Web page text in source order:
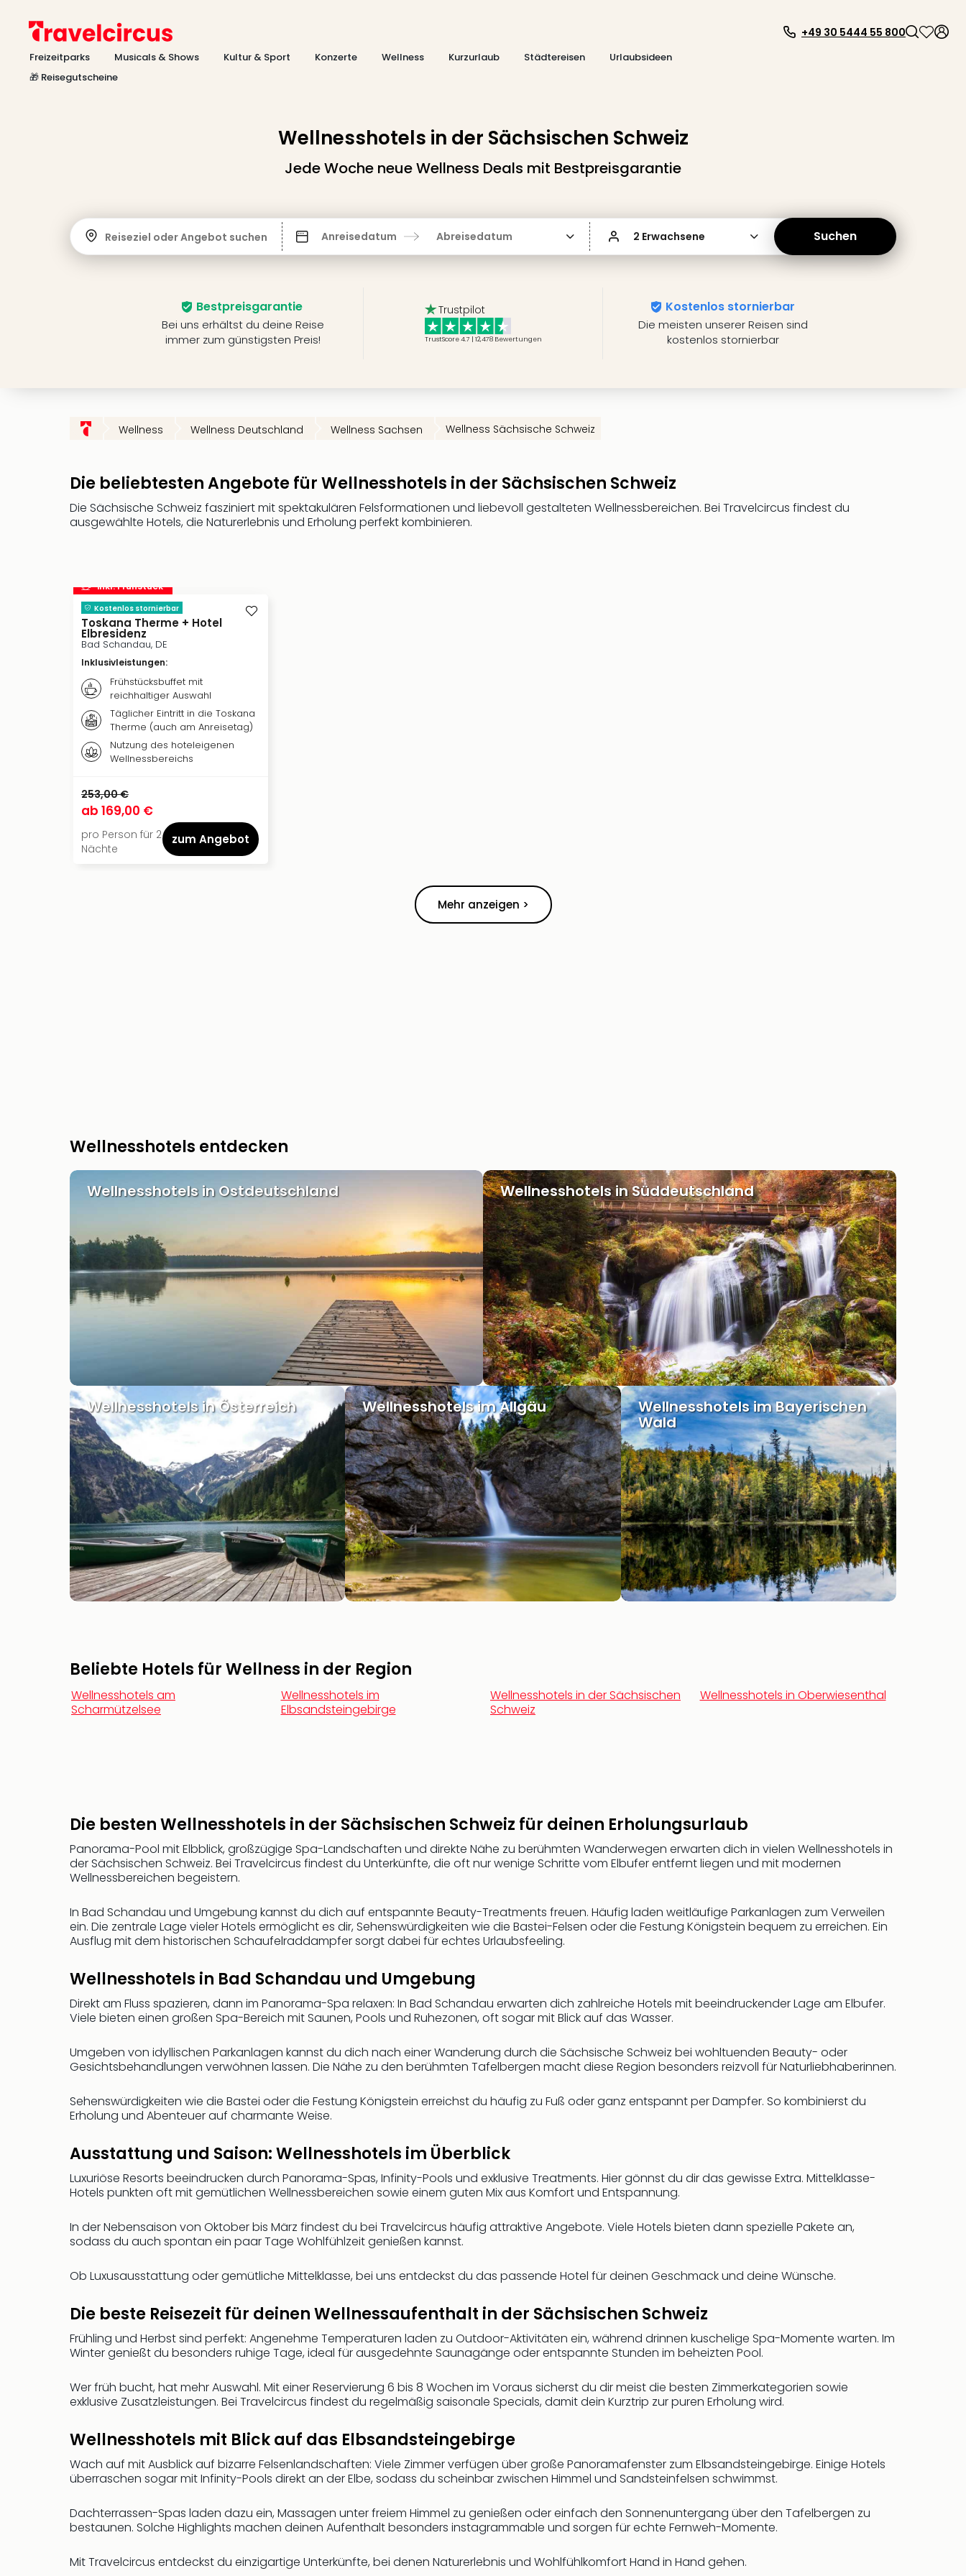
Freizeitparks Musicals & Shows Kultur & Sport Konzerte Wellness Kurzurlaub Städtereisen
Urlaubsideen
🎁 Reisegutscheine
+49 30 5444 55 800
Wellnesshotels in der Sächsischen Schweiz
Jede Woche neue Wellness Deals mit Bestpreisgarantie
Reiseziel oder Angebot suchen Anreisedatum Abreisedatum 2 Erwachsene Suchen
Bestpreisgarantie
Bei uns erhältst du deine Reise
immer zum günstigsten Preis!
Trustpilot
TrustScore 4.7 | 12,478 Bewertungen
Kostenlos stornierbar
Die meisten unserer Reisen sind
kostenlos stornierbar
Wellness Wellness Deutschland Wellness Sachsen Wellness Sächsische Schweiz
Die beliebtesten Angebote für Wellnesshotels in der Sächsischen Schweiz
Die Sächsische Schweiz fasziniert mit spektakulären Felsformationen und liebevoll gestalteten Wellnessbereichen. Bei Travelcircus findest du
ausgewählte Hotels, die Naturerlebnis und Erholung perfekt kombinieren.
inkl. Frühstück
Kostenlos stornierbar
Toskana Therme + Hotel
Elbresidenz
Bad Schandau, DE
Inklusivleistungen:
Frühstücksbuffet mit
reichhaltiger Auswahl
Täglicher Eintritt in die Toskana
Therme (auch am Anreisetag)
Nutzung des hoteleigenen
Wellnessbereichs
253,00 €
ab 169,00 €
pro Person für 2
Nächte
zum Angebot
Mehr anzeigen >
Wellnesshotels entdecken
Wellnesshotels in Ostdeutschland Wellnesshotels in Süddeutschland
Wellnesshotels in Österreich Wellnesshotels im Allgäu Wellnesshotels im Bayerischen
Wald
Beliebte Hotels für Wellness in der Region
Wellnesshotels am
Scharmützelsee
Wellnesshotels im
Elbsandsteingebirge
Wellnesshotels in der Sächsischen
Schweiz
Wellnesshotels in Oberwiesenthal
Die besten Wellnesshotels in der Sächsischen Schweiz für deinen Erholungsurlaub
Panorama-Pool mit Elbblick, großzügige Spa-Landschaften und direkte Nähe zu berühmten Wanderwegen erwarten dich in vielen Wellnesshotels in
der Sächsischen Schweiz. Bei Travelcircus findest du Unterkünfte, die oft nur wenige Schritte vom Elbufer entfernt liegen und mit modernen
Wellnessbereichen begeistern.
In Bad Schandau und Umgebung kannst du dich auf entspannte Beauty-Treatments freuen. Häufig laden weitläufige Parkanlagen zum Verweilen
ein. Die zentrale Lage vieler Hotels ermöglicht es dir, Sehenswürdigkeiten wie die Bastei-Felsen oder die Festung Königstein bequem zu erreichen. Ein
Ausflug mit dem historischen Schaufelraddampfer sorgt dabei für echtes Urlaubsfeeling.
Wellnesshotels in Bad Schandau und Umgebung
Direkt am Fluss spazieren, dann im Panorama-Spa relaxen: In Bad Schandau erwarten dich zahlreiche Hotels mit beeindruckender Lage am Elbufer.
Viele bieten einen großen Spa-Bereich mit Saunen, Pools und Ruhezonen, oft sogar mit Blick auf das Wasser.
Umgeben von idyllischen Parkanlagen kannst du dich nach einer Wanderung durch die Sächsische Schweiz bei wohltuenden Beauty- oder
Gesichtsbehandlungen verwöhnen lassen. Die Nähe zu den berühmten Tafelbergen macht diese Region besonders reizvoll für Naturliebhaberinnen.
Sehenswürdigkeiten wie die Bastei oder die Festung Königstein erreichst du häufig zu Fuß oder ganz entspannt per Dampfer. So kombinierst du
Erholung und Abenteuer auf charmante Weise.
Ausstattung und Saison: Wellnesshotels im Überblick
Luxuriöse Resorts beeindrucken durch Panorama-Spas, Infinity-Pools und exklusive Treatments. Hier gönnst du dir das gewisse Extra. Mittelklasse-
Hotels punkten oft mit gemütlichen Wellnessbereichen sowie einem guten Mix aus Komfort und Entspannung.
In der Nebensaison von Oktober bis März findest du bei Travelcircus häufig attraktive Angebote. Viele Hotels bieten dann spezielle Pakete an,
sodass du auch spontan ein paar Tage Wohlfühlzeit genießen kannst.
Ob Luxusausstattung oder gemütliche Mittelklasse, bei uns entdeckst du das passende Hotel für deinen Geschmack und deine Wünsche.
Die beste Reisezeit für deinen Wellnessaufenthalt in der Sächsischen Schweiz
Frühling und Herbst sind perfekt: Angenehme Temperaturen laden zu Outdoor-Aktivitäten ein, während drinnen kuschelige Spa-Momente warten. Im
Winter genießt du besonders ruhige Tage, ideal für ausgedehnte Saunagänge oder entspannte Stunden im beheizten Pool.
Wer früh bucht, hat mehr Auswahl. Mit einer Reservierung 6 bis 8 Wochen im Voraus sicherst du dir meist die besten Zimmerkategorien sowie
exklusive Zusatzleistungen. Bei Travelcircus findest du regelmäßig saisonale Specials, damit dein Kurztrip zur puren Erholung wird.
Wellnesshotels mit Blick auf das Elbsandsteingebirge
Wach auf mit Ausblick auf bizarre Felsenlandschaften: Viele Zimmer verfügen über große Panoramafenster zum Elbsandsteingebirge. Einige Hotels
überraschen sogar mit Infinity-Pools direkt an der Elbe, sodass du scheinbar zwischen Himmel und Sandsteinfelsen schwimmst.
Dachterrassen-Spas laden dazu ein, Massagen unter freiem Himmel zu genießen oder einfach den Sonnenuntergang über den Tafelbergen zu
bestaunen. Solche Highlights machen deinen Aufenthalt besonders instagrammable und sorgen für echte Fernweh-Momente.
Mit Travelcircus entdeckst du einzigartige Unterkünfte, bei denen Naturerlebnis und Wohlfühlkomfort Hand in Hand gehen.